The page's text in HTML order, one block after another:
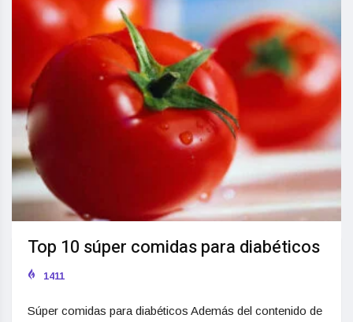
Top 10 súper comidas para diabéticos
1411
Súper comidas para diabéticos Además del contenido de